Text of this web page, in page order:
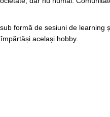
formă de sesiuni de learning
același hobby.